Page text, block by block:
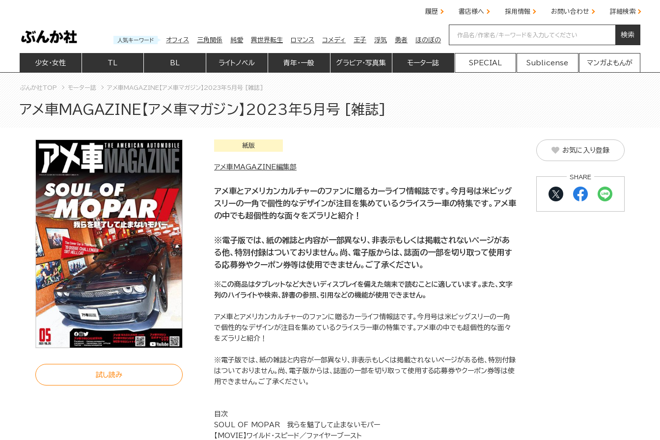
履歴 書店様へ 採用情報 お問い合わせ 詳細検索
人気キーワード オフィス 三角関係 純愛 異世界転生 ロマンス コメディ 王子 浮気 勇者 ほのぼの
検索
少女・女性 BL ライトノベル 青年・一般 グラビア・写真集 モーター誌 SPECIAL Sublicense マンガよもんが
ぶんか社TOP モーター誌 アメ車MAGAZINE【アメ車マガジン】2023年5月号 [雑誌]
アメ車MAGAZINE【アメ車マガジン】2023年5月号 [雑誌]
試し読み
紙版
アメ車MAGAZINE編集部
アメ車とアメリカンカルチャーのファンに贈るカーライフ情報誌です。今月号は米ビッグ
スリーの一角で個性的なデザインが注目を集めているクライスラー車の特集です。アメ車
の中でも超個性的な面々をズラリと紹介！
※電子版では、紙の雑誌と内容が一部異なり、非表示もしくは掲載されないページがあ
る他、特別付録はついておりません。尚、電子版からは、誌面の一部を切り取って使用す
る応募券やクーポン券等は使用できません。ご了承ください。
※この商品はタブレットなど大きいディスプレイを備えた端末で読むことに適しています。また、文字
列のハイライトや検索、辞書の参照、引用などの機能が使用できません。
アメ車とアメリカンカルチャーのファンに贈るカーライフ情報誌です。今月号は米ビッグスリーの一角
で個性的なデザインが注目を集めているクライスラー車の特集です。アメ車の中でも超個性的な面々
をズラリと紹介！
※電子版では、紙の雑誌と内容が一部異なり、非表示もしくは掲載されないページがある他、特別付録
はついておりません。尚、電子版からは、誌面の一部を切り取って使用する応募券やクーポン券等は使
用できません。ご了承ください。
目次
SOUL OF MOPAR 我らを魅了して止まないモパー
【MOVIE】ワイルド・スピード／ファイヤーブースト
お気に入り登録
SHARE